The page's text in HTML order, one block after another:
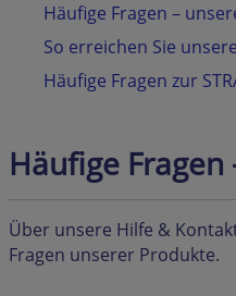
Häufige Fragen –
So erreichen Sie
Häufige Fragen zur
Häufige Fragen
Über unsere Hilfe &
Fragen unserer Produkte.